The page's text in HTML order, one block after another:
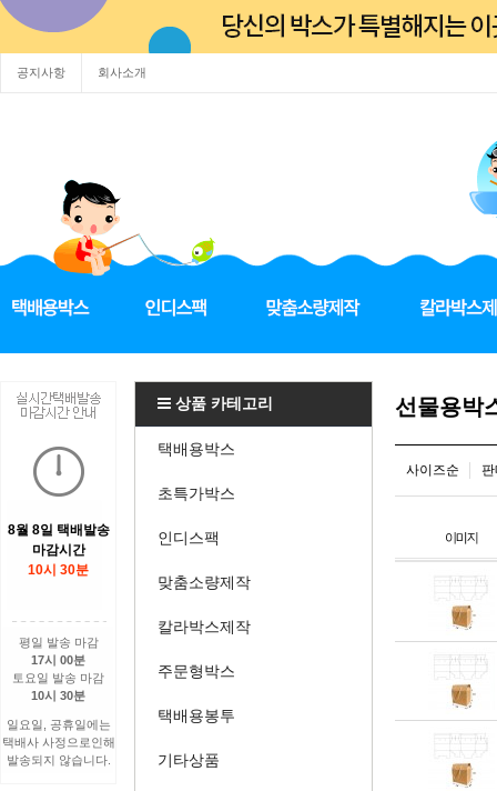
공지사항 회사소개
8월 8일 택배발송
마감시간
10시 30분
평일 발송 마감
17시 00분
토요일 발송 마감
10시 30분
일요일, 공휴일에는
택배사 사정으로인해
발송되지 않습니다.
상품 카테고리
택배용박스
초특가박스
인디스팩
맞춤소량제작
칼라박스제작
주문형박스
택배용봉투
기타상품
선물용박
사이즈순